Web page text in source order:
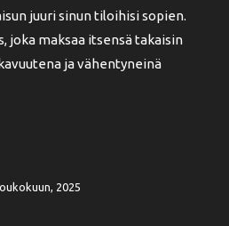
juuri sinun tiloihisi sopien.
joka maksaa itsensä takaisin
ja vähentyneinä
2025